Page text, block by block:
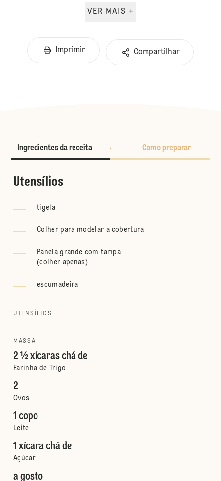
VER MAIS +
Imprimir Compartilhar
Ingredientes da receita Como preparar
Utensílios
tigela
Colher para modelar a cobertura
Panela grande com tampa
(colher apenas)
escumadeira
UTENSÍLIOS
MASSA
2 ½ xícaras chá de
Farinha de Trigo
2
Ovos
1 copo
Leite
1 xícara chá de
Açúcar
a gosto